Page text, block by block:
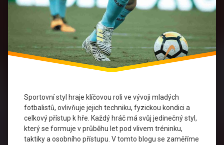
Sportovní styl hraje klíčovou roli ve vývoji mladých
fotbalistů, ovlivňuje jejich techniku, fyzickou kondici a
celkový přístup k hře. Každý hráč má svůj jedinečný styl,
který se formuje v průběhu let pod vlivem tréninku,
taktiky a osobního přístupu. V tomto blogu se zaměříme
hráčů
Sportovní
styl
Taktika
ve